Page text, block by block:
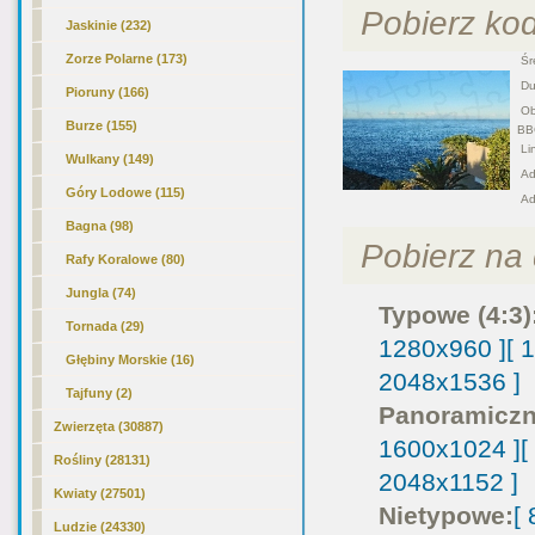
Jaskinie (232)
Zorze Polarne (173)
Pioruny (166)
Burze (155)
Wulkany (149)
Góry Lodowe (115)
Bagna (98)
Rafy Koralowe (80)
Jungla (74)
Tornada (29)
Głębiny Morskie (16)
Tajfuny (2)
Zwierzęta (30887)
Rośliny (28131)
Kwiaty (27501)
Ludzie (24330)
Pobierz
Pobierz na
Typowe
1280x960 ][
2048x1536 ]
1600x1024 ][
2048x1152 ]
Nietypowe:[